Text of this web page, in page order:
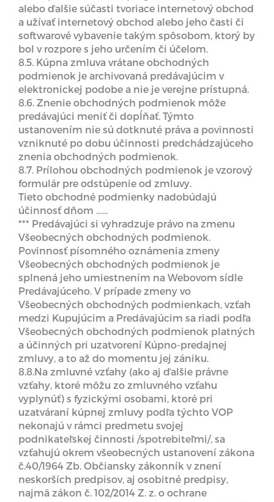
alebo ďalšie súčasti tvoriace internetový obchod
a užívať internetový obchod alebo jeho časti či
softwarové vybavenie takým spôsobom, ktorý by
bol v rozpore s jeho určením či účelom.
8.5. Kúpna zmluva vrátane obchodných
podmienok je archivovaná predávajúcim v
elektronickej podobe a nie je verejne prístupná.
8.6. Znenie obchodných podmienok môže
predávajúci meniť či dopĺňať. Týmto
ustanovením nie sú dotknuté práva a povinnosti
vzniknuté po dobu účinnosti predchádzajúceho
znenia obchodných podmienok.
8.7. Prílohou obchodných podmienok je vzorový
formulár pre odstúpenie od zmluvy.
Tieto obchodné podmienky nadobúdajú
účinnosť dňom ……
*** Predávajúci si vyhradzuje právo na zmenu
Všeobecných obchodných podmienok.
Povinnosť písomného oznámenia zmeny
Všeobecných obchodných podmienok je
splnená jeho umiestnením na Webovom sídle
Predávajúceho. V prípade zmeny vo
Všeobecných obchodných podmienkach, vzťah
medzi Kupujúcim a Predávajúcim sa riadi podľa
Všeobecných obchodných podmienok platných
a účinných pri uzatvorení Kúpno-predajnej
zmluvy, a to až do momentu jej zániku.
8.8.Na zmluvné vzťahy (ako aj ďalšie právne
vzťahy, ktoré môžu zo zmluvného vzťahu
vyplynúť) s fyzickými osobami, ktoré pri
uzatváraní kúpnej zmluvy podľa týchto VOP
nekonajú v rámci predmetu svojej
podnikateľskej činnosti /spotrebiteľmi/, sa
vzťahujú okrem všeobecných ustanovení zákona
č.40/1964 Zb. Občiansky zákonník v znení
neskorších predpisov, aj osobitné predpisy,
najmä zákon č. 102/2014 Z. z. o ochrane